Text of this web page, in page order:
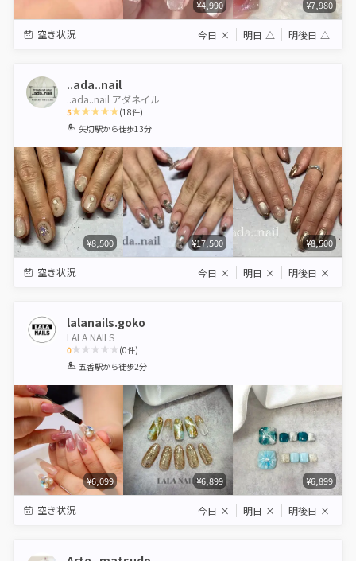
¥4,990 ¥7,980
空き状況 今日 × 明日 △ 明後日 △
..ada..nail
..ada..nail アダネイル
5
1 2 3 4 5
(18件)
矢切駅から徒歩13分
¥8,500 ¥17,500 ¥8,500
空き状況 今日 × 明日 × 明後日 ×
lalanails.goko
LALA NAILS
0
1 2 3 4 5
(0件)
五香駅から徒歩2分
¥6,099 ¥6,899 ¥6,899
空き状況 今日 × 明日 × 明後日 ×